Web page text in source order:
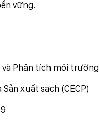
vững.
Phân tích môi trường
xuất sạch (CECP)